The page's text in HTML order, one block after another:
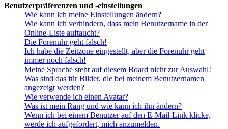
Benutzerpräferenzen und -einstellungen
Wie kann ich meine Einstellungen ändern?
Wie kann ich verhindern, dass mein Benutzername in der
Online-Liste auftaucht?
Die Forenuhr geht falsch!
Ich habe die Zeitzone eingestellt, aber die Forenuhr geht
immer noch falsch!
Meine Sprache steht auf diesem Board nicht zur Auswahl!
Was sind das für Bilder, die bei meinem Benutzernamen
angezeigt werden?
Wie verwende ich einen Avatar?
Was ist mein Rang und wie kann ich ihn ändern?
Wenn ich bei einem Benutzer auf den E-Mail-Link klicke,
werde ich aufgefordert, mich anzumelden.